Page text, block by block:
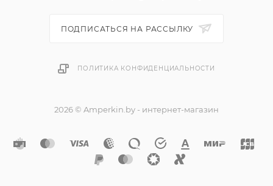
ПОДПИСАТЬСЯ НА РАССЫЛКУ
ПОЛИТИКА КОНФИДЕНЦИАЛЬНОСТИ
2026 © Amperkin.by - интернет-магазин